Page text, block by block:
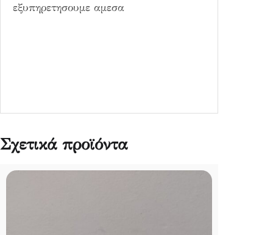
εξυπηρετησουμε αμεσα
Σχετικά προϊόντα